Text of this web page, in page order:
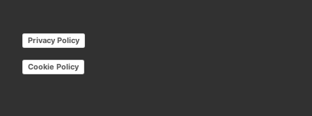
Privacy Policy
Cookie Policy